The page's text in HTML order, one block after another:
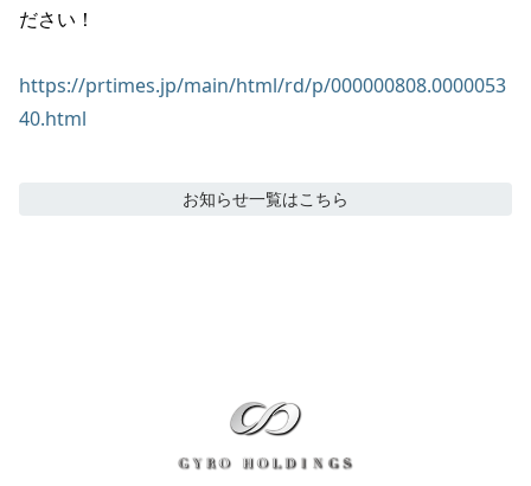
ださい！
https://prtimes.jp/main/html/rd/p/000000808.0000053
40.html
お知らせ一覧はこちら